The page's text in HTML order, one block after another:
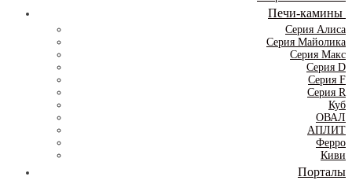
Печи-камины
Серия Алиса
Серия Майолика
Серия Макс
Серия D
Серия F
Серия R
Куб
ОВАЛ
АПЛИТ
Ферро
Киви
Порталы